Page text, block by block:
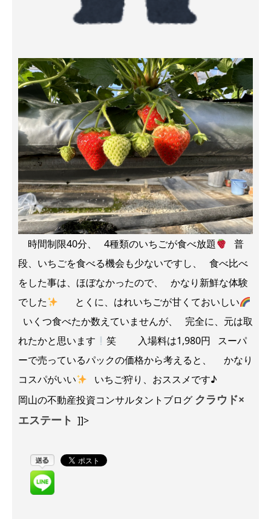
時間制限40分、 4種類のいちごが食べ放題
普
段、いちごを食べる機会も少ないですし、 食べ比べ
をした事は、ほぼなかったので、 かなり新鮮な体験
でした
とくに、はれいちごが甘くておいしい
いくつ食べたか数えていませんが、 完全に、元は取
れたかと思います
笑 入場料は1,980円 スーパ
ーで売っているパックの価格から考えると、 かなり
コスパがいい
いちご狩り、おススメです♪
岡山の不動産投資コンサルタントブログ クラウド×
エステート ]]>